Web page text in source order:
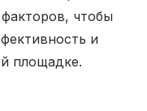
чтобы
и
площадке.